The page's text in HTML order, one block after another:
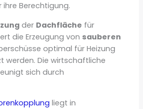
ihre Berechtigung.
der Dachfläche für
die Erzeugung von sauberen
optimal für Heizung
werden. Die wirtschaftliche
sich durch
liegt in